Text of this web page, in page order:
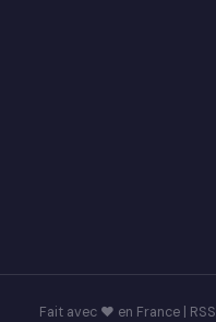
Fait avec ♥ en France | RSS